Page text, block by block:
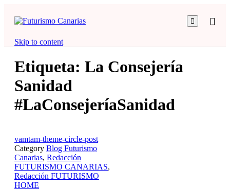

Skip to content
Etiqueta: La Consejería
Sanidad
#LaConsejeríaSanidad
vamtam-theme-circle-post
Category Blog Futurismo
Canarias, Redacción
FUTURISMO CANARIAS,
Redacción FUTURISMO
HOME